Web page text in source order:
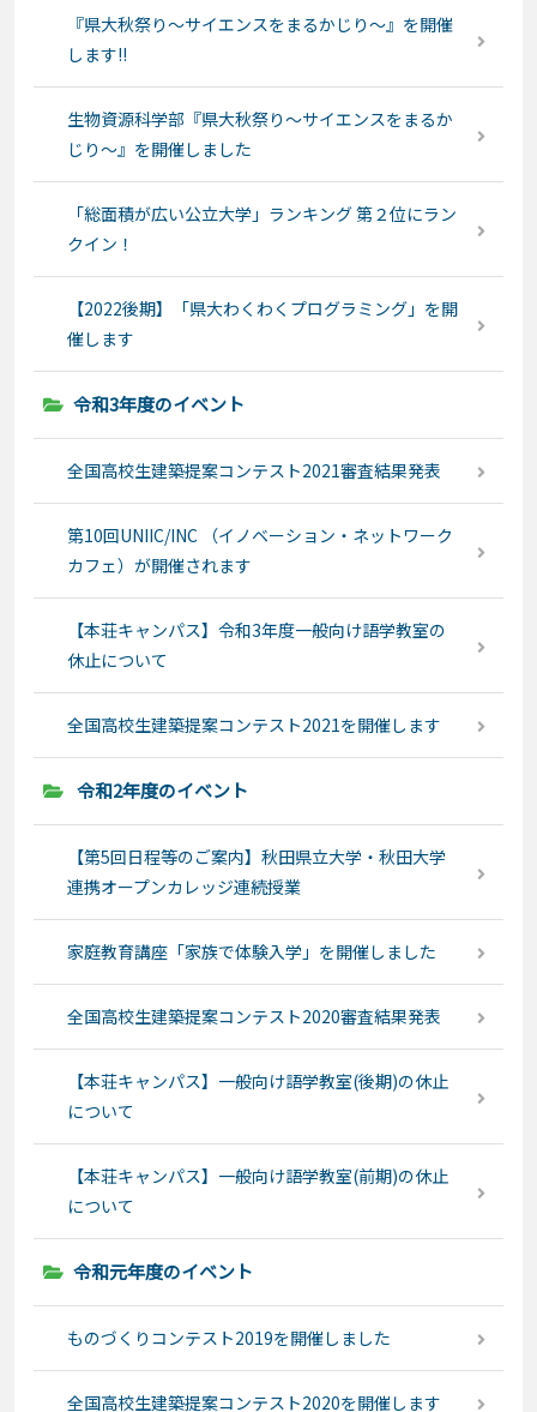
『県大秋祭り～サイエンスをまるかじり～』を開催
します!!
生物資源科学部『県大秋祭り～サイエンスをまるか
じり～』を開催しました
「総面積が広い公立大学」ランキング 第２位にラン
クイン！
【2022後期】「県大わくわくプログラミング」を開
催します
令和3年度のイベント
全国高校生建築提案コンテスト2021審査結果発表
第10回UNIIC/INC （イノベーション・ネットワーク
カフェ）が開催されます
【本荘キャンパス】令和3年度一般向け語学教室の
休止について
全国高校生建築提案コンテスト2021を開催します
令和2年度のイベント
【第5回日程等のご案内】秋田県立大学・秋田大学
連携オープンカレッジ連続授業
家庭教育講座「家族で体験入学」を開催しました
全国高校生建築提案コンテスト2020審査結果発表
【本荘キャンパス】一般向け語学教室(後期)の休止
について
【本荘キャンパス】一般向け語学教室(前期)の休止
について
令和元年度のイベント
ものづくりコンテスト2019を開催しました
全国高校生建築提案コンテスト2020を開催します